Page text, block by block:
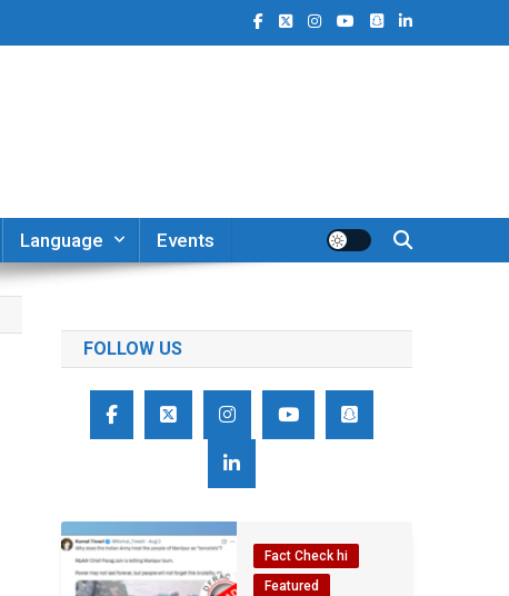
Language Events
FOLLOW US
Fact Check hi
Featured